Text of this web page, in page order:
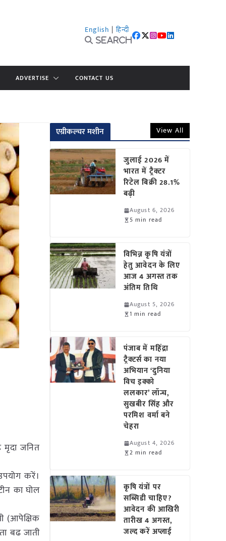
English | हिन्दी
Search
ADVERTISE CONTACT US
जनित
करें।
का घोल
(आपेक्षिक
बढ जाती
एग्रीकल्चर मशीन View All
जुलाई 2026 में
भारत में ट्रैक्टर
रिटेल बिक्री 28.1%
बढ़ी
August 6, 2026
5 min read
विभिन्न कृषि यंत्रों
हेतु आवेदन के लिए
आज 4 अगस्त तक
अंतिम तिथि
August 5, 2026
1 min read
पंजाब में महिंद्रा
ट्रैक्टर्स का नया
अभियान ‘दुनिया
विच इक्को
ललकार’ लॉन्च,
सुखबीर सिंह और
परमिश वर्मा बने
चेहरा
August 4, 2026
2 min read
कृषि यंत्रों पर
सब्सिडी चाहिए?
आवेदन की आखिरी
तारीख 4 अगस्त,
जल्द करें अप्लाई